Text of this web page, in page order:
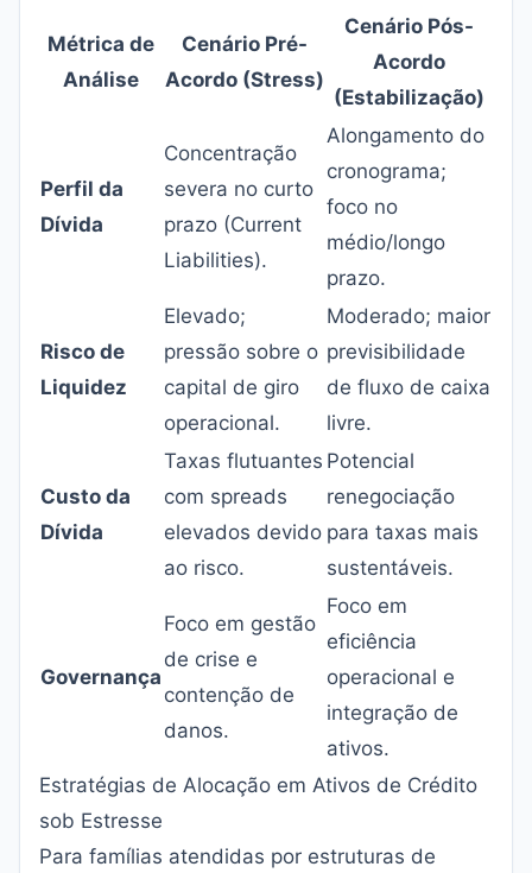
Métrica de
Análise
Cenário Pré-
Acordo (Stress)
Cenário Pós-
Acordo
(Estabilização)
Perfil da
Dívida
Concentração
severa no curto
prazo (Current
Liabilities).
Alongamento do
cronograma;
foco no
médio/longo
prazo.
Risco de
Liquidez
Elevado;
pressão sobre o
capital de giro
operacional.
Moderado; maior
previsibilidade
de fluxo de caixa
livre.
Custo da
Dívida
Taxas flutuantes
com spreads
elevados devido
ao risco.
Potencial
renegociação
para taxas mais
sustentáveis.
Governança
Foco em gestão
de crise e
contenção de
danos.
Foco em
eficiência
operacional e
integração de
ativos.
Estratégias de Alocação em Ativos de Crédito
sob Estresse
Para famílias atendidas por estruturas de